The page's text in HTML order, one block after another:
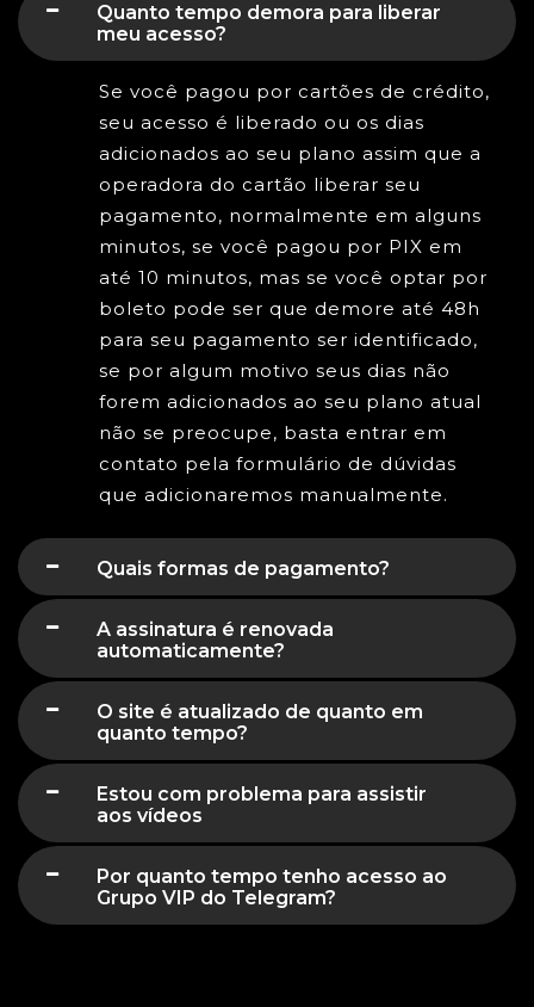
Quanto tempo demora para liberar
meu acesso?
Se você pagou por cartões de crédito,
seu acesso é liberado ou os dias
adicionados ao seu plano assim que a
operadora do cartão liberar seu
pagamento, normalmente em alguns
minutos, se você pagou por PIX em
até 10 minutos, mas se você optar por
boleto pode ser que demore até 48h
para seu pagamento ser identificado,
se por algum motivo seus dias não
forem adicionados ao seu plano atual
não se preocupe, basta entrar em
contato pela formulário de dúvidas
que adicionaremos manualmente.
Quais formas de pagamento?
A assinatura é renovada
automaticamente?
O site é atualizado de quanto em
quanto tempo?
Estou com problema para assistir
aos vídeos
Por quanto tempo tenho acesso ao
Grupo VIP do Telegram?